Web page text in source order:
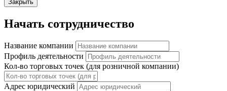
Закрыть
Начать сотрудничество
Название компании
Профиль деятельности
Кол-во торговых точек (для розничной компании)
Адрес юридический